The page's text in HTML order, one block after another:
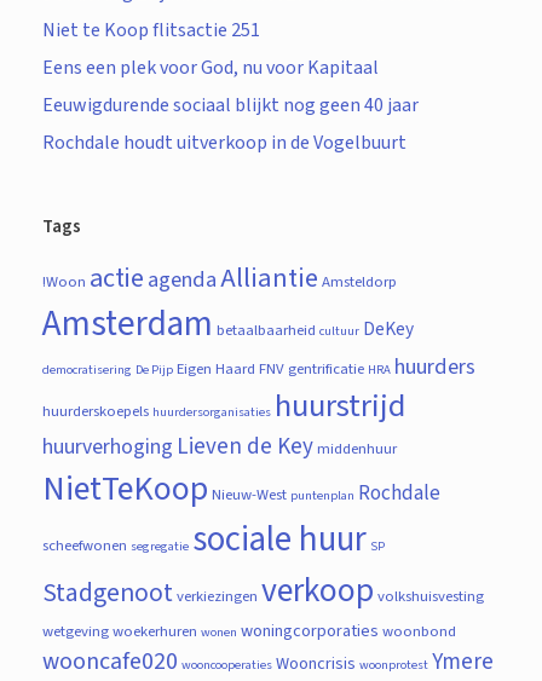
Niet te Koop flitsactie 251
Eens een plek voor God, nu voor Kapitaal
Eeuwigdurende sociaal blijkt nog geen 40 jaar
Rochdale houdt uitverkoop in de Vogelbuurt
Tags
!Woon actieagendaAlliantie Amsteldorp
Amsterdam betaalbaarheid cultuur DeKey
democratisering De Pijp Eigen Haard FNV gentrificatie HRA huurders
huurderskoepels huurdersorganisaties huurstrijd
huurverhoging Lieven de Key middenhuur
NietTeKoop Nieuw-West puntenplan Rochdale
scheefwonen segregatie sociale huur SP
Stadgenootverkiezingen verkoop volkshuisvesting
wetgevingwoekerhuren wonen woningcorporaties woonbond
wooncafe020 wooncooperaties Wooncrisis woonprotest Ymere